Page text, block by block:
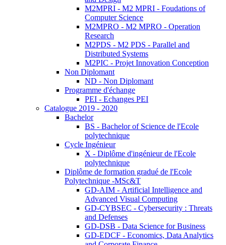
M2MPRI - M2 MPRI - Foudations of
Computer Science
M2MPRO - M2 MPRO - Operation
Research
M2PDS - M2 PDS - Parallel and
Distributed Systems
M2PIC - Projet Innovation Conception
Non Diplomant
ND - Non Diplomant
Programme d'échange
PEI - Echanges PEI
Catalogue 2019 - 2020
Bachelor
BS - Bachelor of Science de l'Ecole
polytechnique
Cycle Ingénieur
X - Diplôme d'ingénieur de l'Ecole
polytechnique
Diplôme de formation gradué de l'Ecole
Polytechnique -MSc&T
GD-AIM - Artificial Intelligence and
Advanced Visual Computing
GD-CYBSEC - Cybersecurity : Threats
and Defenses
GD-DSB - Data Science for Business
GD-EDCF - Economics, Data Analytics